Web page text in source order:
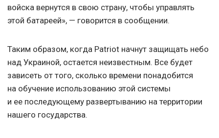
войска вернутся в свою страну, чтобы управлять
этой батареей», — говорится в сообщении.
Таким образом, когда Patriot начнут защищать небо
над Украиной, остается неизвестным. Все будет
зависеть от того, сколько времени понадобится
на обучение использованию этой системы
и ее последующему развертыванию на территории
нашего государства.